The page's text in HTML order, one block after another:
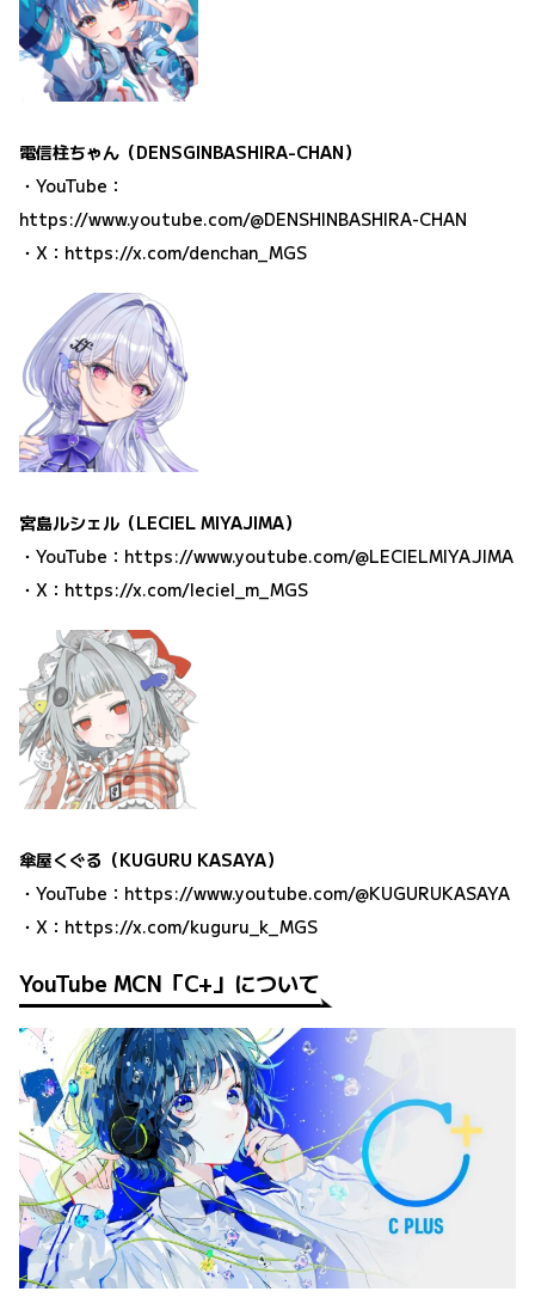
電信柱ちゃん（DENSGINBASHIRA-CHAN）
・YouTube：
https://www.youtube.com/@DENSHINBASHIRA-CHAN
・X： https://x.com/denchan_MGS
宮島ルシェル（LECIEL MIYAJIMA）
・YouTube： https://www.youtube.com/@LECIELMIYAJIMA
・X： https://x.com/leciel_m_MGS
傘屋くぐる（KUGURU KASAYA）
・YouTube： https://www.youtube.com/@KUGURUKASAYA
・X： https://x.com/kuguru_k_MGS
YouTube MCN「C+」について